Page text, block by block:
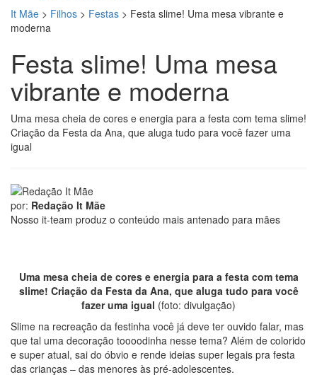
It Mãe > Filhos > Festas > Festa slime! Uma mesa vibrante e
moderna
Festa slime! Uma mesa
vibrante e moderna
Uma mesa cheia de cores e energia para a festa com tema slime!
Criação da Festa da Ana, que aluga tudo para você fazer uma
igual
por: Redação It Mãe
Nosso it-team produz o conteúdo mais antenado para mães
Uma mesa cheia de cores e energia para a festa com tema
slime! Criação da Festa da Ana, que aluga tudo para você
fazer uma igual (foto: divulgação)
Slime na recreação da festinha você já deve ter ouvido falar, mas
que tal uma decoração toooodinha nesse tema? Além de colorido
e super atual, sai do óbvio e rende ideias super legais pra festa
das crianças – das menores às pré-adolescentes.